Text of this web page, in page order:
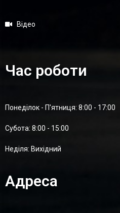
Відео
Час роботи
Понеділок - П'ятниця: 8:00 - 17:00
Суботa: 8:00 - 15:00
Неділя: Вихідний
Адреса